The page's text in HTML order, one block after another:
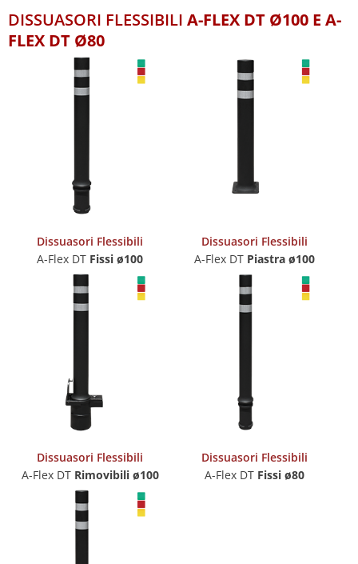
DISSUASORI FLESSIBILI A-FLEX DT Ø100 E A-
FLEX DT Ø80
Dissuasori Flessibili
A-Flex DT Fissi ø100
Dissuasori Flessibili
A-Flex DT Piastra ø100
Dissuasori Flessibili
A-Flex DT Rimovibili ø100
Dissuasori Flessibili
A-Flex DT Fissi ø80